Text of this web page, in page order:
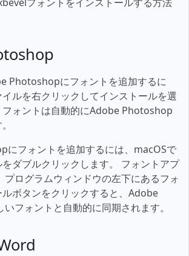
Photoshopにフォントを追加するに
ルを右クリックしてインストールを選
フォントは自動的にAdobe Photoshop
フォントを追加するには、macOSで
ダブルクリックします。 フォントアプ
プログラムウィンドウの左下にあるフォ
ボタンをクリックすると、Adobe
フォントと自動的に同期されます。